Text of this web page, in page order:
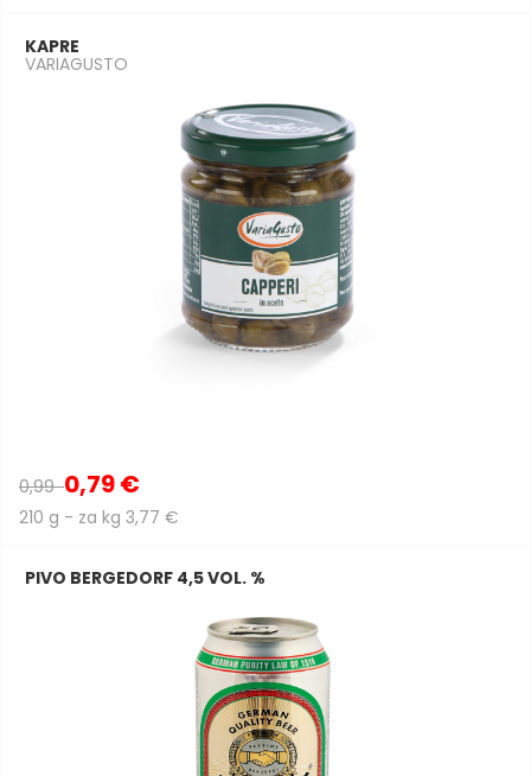
KAPRE
VARIAGUSTO
0,990,79 €
210 g - za kg 3,77 €
PIVO BERGEDORF 4,5 VOL. %